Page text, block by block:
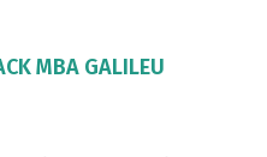
MBA GALILEU